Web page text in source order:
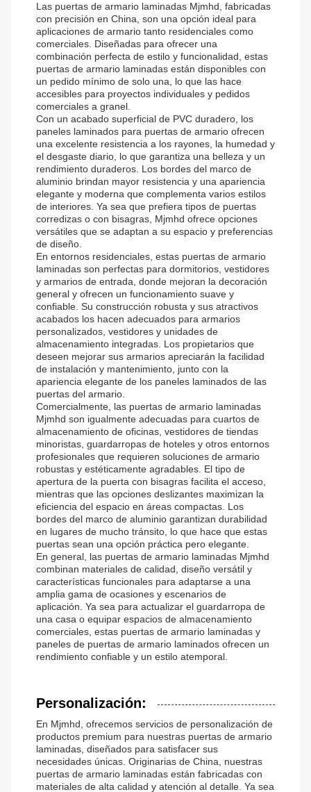
Las puertas de armario laminadas Mjmhd, fabricadas
con precisión en China, son una opción ideal para
aplicaciones de armario tanto residenciales como
comerciales. Diseñadas para ofrecer una
combinación perfecta de estilo y funcionalidad, estas
puertas de armario laminadas están disponibles con
un pedido mínimo de solo una, lo que las hace
accesibles para proyectos individuales y pedidos
comerciales a granel.
Con un acabado superficial de PVC duradero, los
paneles laminados para puertas de armario ofrecen
una excelente resistencia a los rayones, la humedad y
el desgaste diario, lo que garantiza una belleza y un
rendimiento duraderos. Los bordes del marco de
aluminio brindan mayor resistencia y una apariencia
elegante y moderna que complementa varios estilos
de interiores. Ya sea que prefiera tipos de puertas
corredizas o con bisagras, Mjmhd ofrece opciones
versátiles que se adaptan a su espacio y preferencias
de diseño.
En entornos residenciales, estas puertas de armario
laminadas son perfectas para dormitorios, vestidores
y armarios de entrada, donde mejoran la decoración
general y ofrecen un funcionamiento suave y
confiable. Su construcción robusta y sus atractivos
acabados los hacen adecuados para armarios
personalizados, vestidores y unidades de
almacenamiento integradas. Los propietarios que
deseen mejorar sus armarios apreciarán la facilidad
de instalación y mantenimiento, junto con la
apariencia elegante de los paneles laminados de las
puertas del armario.
Comercialmente, las puertas de armario laminadas
Mjmhd son igualmente adecuadas para cuartos de
almacenamiento de oficinas, vestidores de tiendas
minoristas, guardarropas de hoteles y otros entornos
profesionales que requieren soluciones de armario
robustas y estéticamente agradables. El tipo de
apertura de la puerta con bisagras facilita el acceso,
mientras que las opciones deslizantes maximizan la
eficiencia del espacio en áreas compactas. Los
bordes del marco de aluminio garantizan durabilidad
en lugares de mucho tránsito, lo que hace que estas
puertas sean una opción práctica pero elegante.
En general, las puertas de armario laminadas Mjmhd
combinan materiales de calidad, diseño versátil y
características funcionales para adaptarse a una
amplia gama de ocasiones y escenarios de
aplicación. Ya sea para actualizar el guardarropa de
una casa o equipar espacios de almacenamiento
comerciales, estas puertas de armario laminadas y
paneles de puertas de armario laminados ofrecen un
rendimiento confiable y un estilo atemporal.
Personalización:
En Mjmhd, ofrecemos servicios de personalización de
productos premium para nuestras puertas de armario
laminadas, diseñados para satisfacer sus
necesidades únicas. Originarias de China, nuestras
puertas de armario laminadas están fabricadas con
materiales de alta calidad y atención al detalle. Ya sea